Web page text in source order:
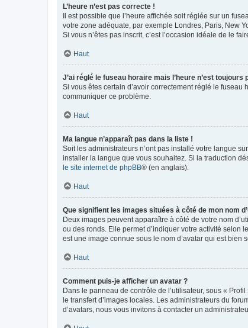
L’heure n’est pas correcte !
Il est possible que l’heure affichée soit réglée sur un
votre zone adéquate, par exemple Londres, Paris, New
Si vous n’êtes pas inscrit, c’est l’occasion idéale de le
Haut
J’ai réglé le fuseau horaire mais l’heure n’est toujours
Si vous êtes certain d’avoir correctement réglé le
communiquer ce problème.
Haut
Ma langue n’apparaît pas dans la liste !
Soit les administrateurs n’ont pas installé votre langue
installer la langue que vous souhaitez. Si la traduction
le site internet de phpBB® (en anglais).
Haut
Que signifient les images situées à côté de mon nom
Deux images peuvent apparaître à côté de votre nom
ou des ronds. Elle permet d’indiquer votre activité selon
est une image connue sous le nom d’avatar qui est bien
Haut
Comment puis-je afficher un avatar ?
Dans le panneau de contrôle de l’utilisateur, sous «
le transfert d’images locales. Les administrateurs du
d’avatars, nous vous invitons à contacter un